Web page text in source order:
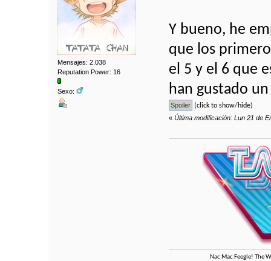
Mensajes: 2.038
Reputation Power: 16
Sexo:
Y bueno, he
que los
el 5 y el 6 que
han gustado
(click to show/hide)
«Última modificación: Lun 21 de
Nac Mac Feegle! The